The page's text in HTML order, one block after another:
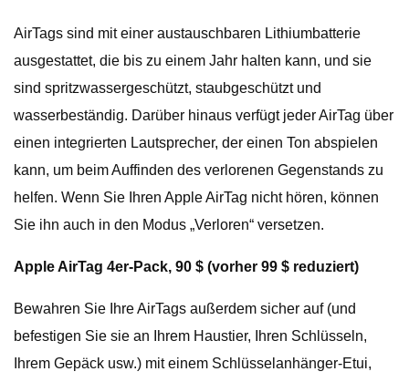
AirTags sind mit einer austauschbaren Lithiumbatterie
ausgestattet, die bis zu einem Jahr halten kann, und sie
sind spritzwassergeschützt, staubgeschützt und
wasserbeständig. Darüber hinaus verfügt jeder AirTag über
einen integrierten Lautsprecher, der einen Ton abspielen
kann, um beim Auffinden des verlorenen Gegenstands zu
helfen. Wenn Sie Ihren Apple AirTag nicht hören, können
Sie ihn auch in den Modus „Verloren“ versetzen.
Apple AirTag 4er-Pack, 90 $ (vorher 99 $ reduziert)
Bewahren Sie Ihre AirTags außerdem sicher auf (und
befestigen Sie sie an Ihrem Haustier, Ihren Schlüsseln,
Ihrem Gepäck usw.) mit einem Schlüsselanhänger-Etui,